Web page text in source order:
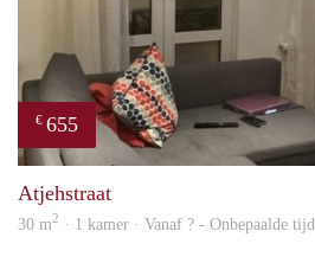
€ 655
Atjehstraat
30 m2 · 1 kamer · Vanaf ? - Onbepaalde tijd